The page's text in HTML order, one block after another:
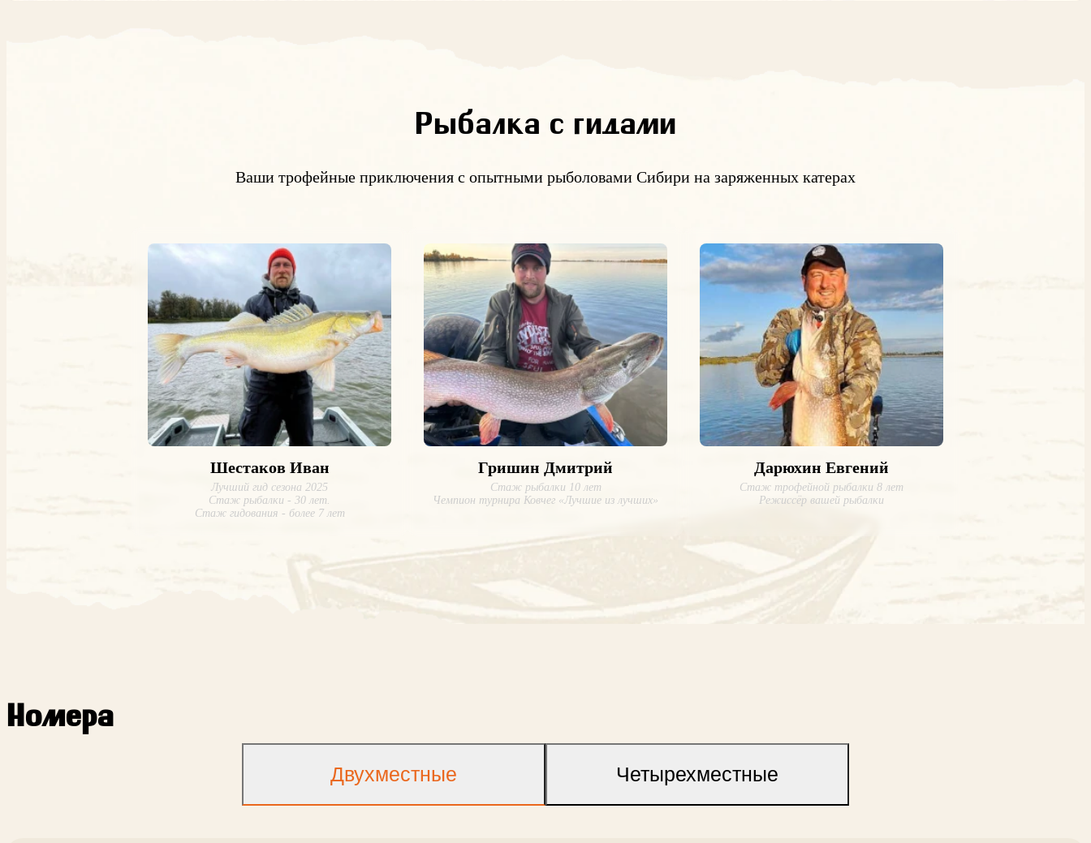
Рыбалка с гидами
Ваши трофейные приключения с опытными рыболовами Сибири на заряженных катерах
Шестаков Иван
Лучший гид сезона 2025
Стаж рыбалки - 30 лет.
Стаж гидования - более 7 лет
Гришин Дмитрий
Стаж рыбалки 10 лет
Чемпион турнира Ковчег «Лучшие из лучших»
Дарюхин Евгений
Стаж трофейной рыбалки 8 лет
Режиссёр вашей рыбалки
Номера
Двухместные Четырехместные